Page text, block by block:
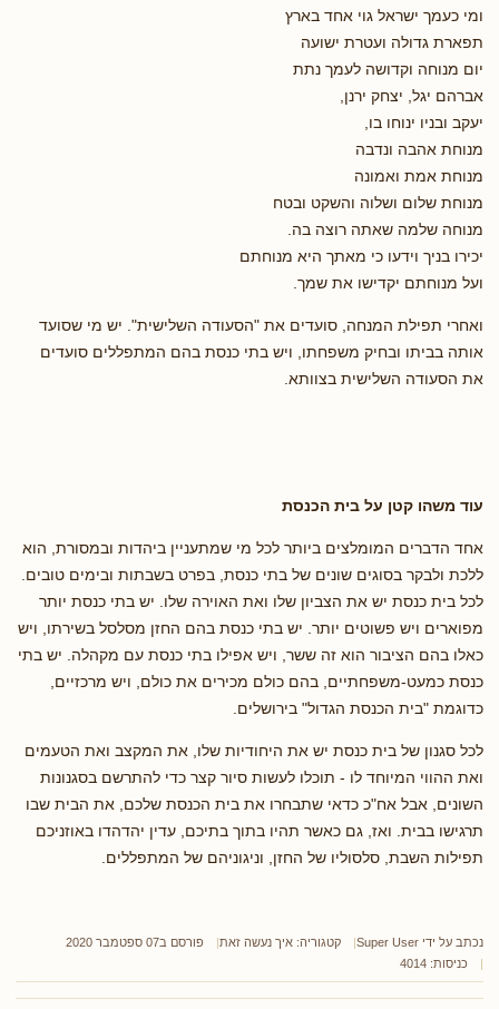
ומי כעמך ישראל גוי אחד בארץ
תפארת גדולה ועטרת ישועה
יום מנוחה וקדושה לעמך נתת
אברהם יגל, יצחק ירנן,
יעקב ובניו ינוחו בו,
מנוחת אהבה ונדבה
מנוחת אמת ואמונה
מנוחת שלום ושלוה והשקט ובטח
מנוחה שלמה שאתה רוצה בה.
יכירו בניך וידעו כי מאתך היא מנוחתם
ועל מנוחתם יקדישו את שמך.
ואחרי תפילת המנחה, סועדים את "הסעודה השלישית". יש מי שסועד
אותה בביתו ובחיק משפחתו, ויש בתי כנסת בהם המתפללים סועדים
את הסעודה השלישית בצוותא.
עוד משהו קטן על בית הכנסת
אחד הדברים המומלצים ביותר לכל מי שמתעניין ביהדות ובמסורת, הוא
ללכת ולבקר בסוגים שונים של בתי כנסת, בפרט בשבתות ובימים טובים.
לכל בית כנסת יש את הצביון שלו ואת האוירה שלו. יש בתי כנסת יותר
מפוארים ויש פשוטים יותר. יש בתי כנסת בהם החזן מסלסל בשירתו, ויש
כאלו בהם הציבור הוא זה ששר, ויש אפילו בתי כנסת עם מקהלה. יש בתי
כנסת כמעט-משפחתיים, בהם כולם מכירים את כולם, ויש מרכזיים,
כדוגמת "בית הכנסת הגדול" בירושלים.
לכל סגנון של בית כנסת יש את היחודיות שלו, את המקצב ואת הטעמים
ואת ההווי המיוחד לו - תוכלו לעשות סיור קצר כדי להתרשם בסגנונות
השונים, אבל אח"כ כדאי שתבחרו את בית הכנסת שלכם, את הבית שבו
תרגישו בבית. ואז, גם כאשר תהיו בתוך בתיכם, עדין יהדהדו באוזניכם
תפילות השבת, סלסוליו של החזן, וניגוניהם של המתפללים.
נכתב על ידי Super User קטגוריה: איך נעשה זאת
פורסם ב07 ספטמבר 2020
כניסות: 4014